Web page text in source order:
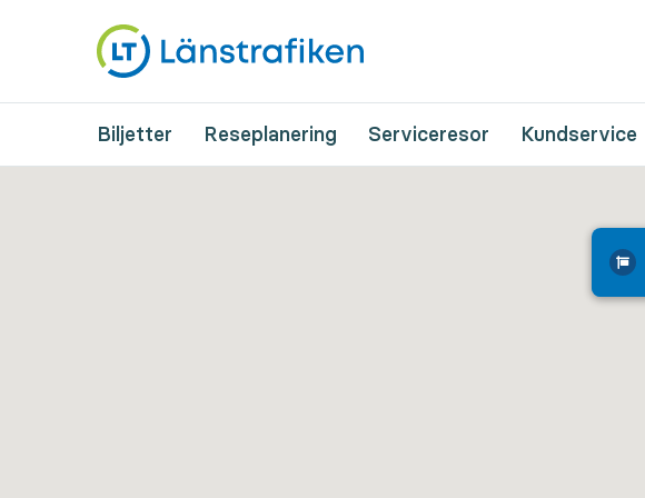
Biljetter Reseplanering Serviceresor Kundservice